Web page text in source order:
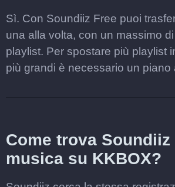
Sì. Con Soundiiz Free puoi
una alla volta, con un massimo
playlist. Per spostare più playlist
più grandi è necessario un piano
Come trova
musica su KKBOX?